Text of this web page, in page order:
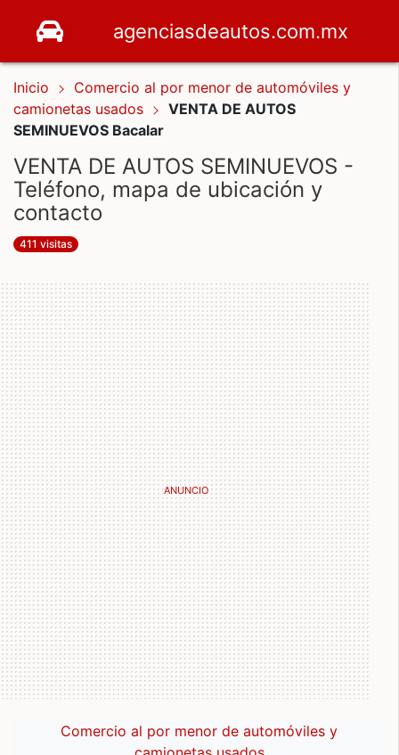
agenciasdeautos.com.mx
Inicio
Comercio al por menor de automóviles y
camionetas usados
VENTA DE AUTOS
SEMINUEVOS Bacalar
VENTA DE AUTOS SEMINUEVOS -
Teléfono, mapa de ubicación y
contacto
411 visitas
Comercio al por menor de automóviles y